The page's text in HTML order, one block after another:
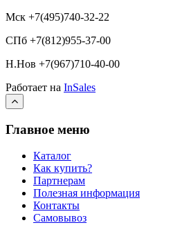
Мск +7(495)740-32-22
СПб +7(812)955-37-00
Н.Нов +7(967)710-40-00
Работает на InSales
Главное меню
Каталог
Как купить?
Партнерам
Полезная информация
Контакты
Самовывоз